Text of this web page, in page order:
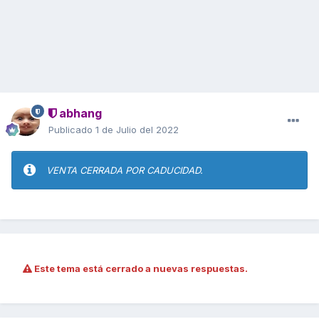
abhang
Publicado 1 de Julio del 2022
VENTA CERRADA POR CADUCIDAD.
Este tema está cerrado a nuevas respuestas.